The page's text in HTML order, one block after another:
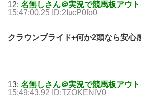
12: 名無しさん＠実況で競馬板アウト
15:47:00.25 ID:2IucP0fo0
クラウンプライド+何か2頭なら安心
13: 名無しさん＠実況で競馬板アウト
15:49:43.92 ID:TZQKENlV0